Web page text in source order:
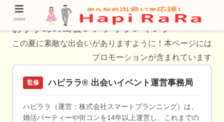
【厳選紹介】東大島(東京都)の選び抜かれた
おすすめの出会いアプリランキング
この夏に素敵な出会いがありますように！本ページには
プロモーションが含まれています
監修 ハピララ® 出会いイベント運営事務局
ハピララ（運営：株式会社スマートプランニング）は、
婚活パーティーや街コンを14年以上運営し、これまでの
menu